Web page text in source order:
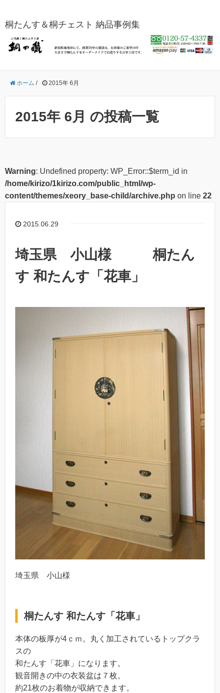
桐たんす＆桐チェスト 納品事例集
ホーム / 2015年 6月
2015年 6月 の投稿一覧
Warning: Undefined property: WP_Error::$term_id in
/home/kirizo/1kirizo.com/public_html/wp-
content/themes/xeory_base-child/archive.php on line 22
2015.06.29
埼玉県 小山様 桐たん
す 和たんす「花車」
埼玉県 小山様
桐たんす 和たんす「花車」
本体の板厚が4ｃｍ。丸く加工されているトップクラ
スの
和たんす「花車」になります。
観音開きの中の衣装盆は７枚。
約21枚のお着物が収納できます。